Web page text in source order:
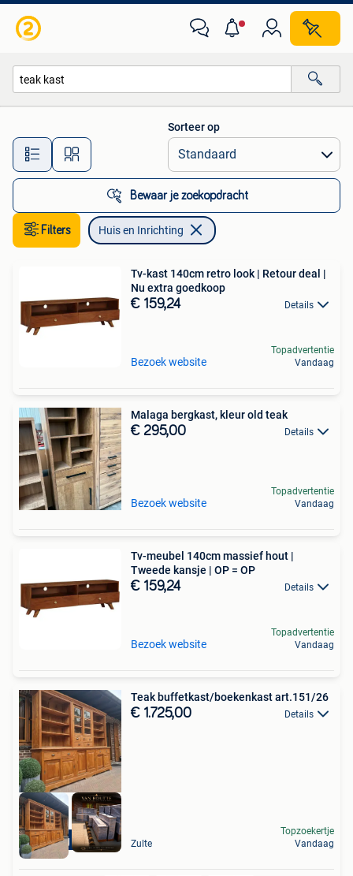
Alle afstanden…
Sorteer op
Bewaar je zoekopdracht
Filters Huis en Inrichting
Tv-kast 140cm retro look | Retour deal |
Nu extra goedkoop
€ 159,24 Details
Bezoek website
Topadvertentie
Vandaag
Malaga bergkast, kleur old teak
€ 295,00 Details
Bezoek website
Topadvertentie
Vandaag
Tv-meubel 140cm massief hout |
Tweede kansje | OP = OP
€ 159,24 Details
Bezoek website
Topadvertentie
Vandaag
Levering mogelijk
Teak buffetkast/boekenkast art.151/26
€ 1.725,00 Details
Zulte
Topzoekertje
Vandaag